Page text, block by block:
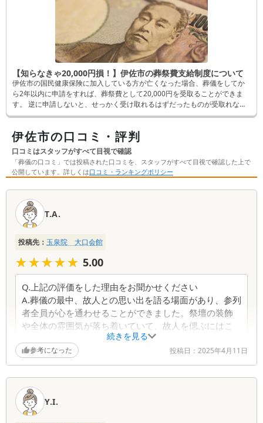
【知らなきゃ20,000円損！】伊佐市の葬祭費支給制度について
伊佐市の国民健康保険に加入している方が亡くなった場合、葬儀をしてか
ら2年以内に申請をすれば、葬祭費として20,000円を受取ることができま
す。 逆に申請しないと、せっかく受け取れるはずだったものが受取れなく
なってしまいます。 そんなことにならないよう、この記事では申請方法な
伊佐市の口コミ・評判
口コミはスタッフがすべて目視で確認
「葬儀の口コミ」では投稿された口コミを、スタッフがすべて目視で確認した上で
公開しています。詳しくは口コミ・ランキングポリシー
続きを見る
T.A.
投稿先： 玉泉院 大口会館
★★★★★
★★★★★ 5.00
Q.上記の評価をした理由をお聞かせください
A.葬儀の最中、故人との思い出を語る場面があり、参列
者全員が心を通わせることができました。祭壇の装飾
や全体の雰囲気が落ち着いていて、故人を偲ぶにはこ
れ以上ない空間でした。悲しみの中にも温かい時間が
流れました。
Q.担当スタッフの対応ついてお聞かせください
A.私たち家族の話をじっくりと聞いてくださり、希望通
りの進行にしていただきました。全体を通じて安心感
があり、感謝の気持ちでいっぱいです。
参考になった 投稿日： 2025年4月11日
Y.I.